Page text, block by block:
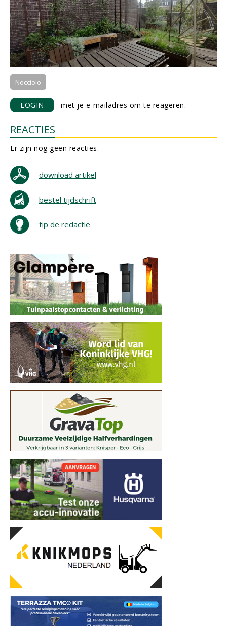
Nocciolo
LOGIN met je e-mailadres om te reageren.
REACTIES
Er zijn nog geen reacties.
download artikel
bestel tijdschrift
tip de redactie